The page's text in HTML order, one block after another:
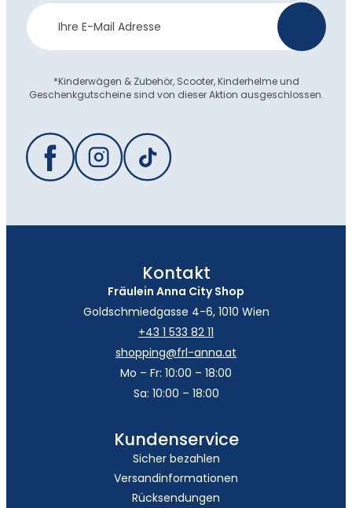
Newsletter
Anmeldung
*Kinderwägen & Zubehör, Scooter, Kinderhelme und
Geschenkgutscheine sind von dieser Aktion ausgeschlossen.
Kontakt
Fräulein Anna City Shop
Goldschmiedgasse 4-6, 1010 Wien
+43 1 533 82 11
shopping@frl-anna.at
Mo – Fr: 10:00 – 18:00
Sa: 10:00 – 18:00
Kundenservice
Sicher bezahlen
Versandinformationen
Rücksendungen